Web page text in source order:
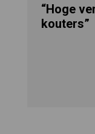
“Hoge
kouters”